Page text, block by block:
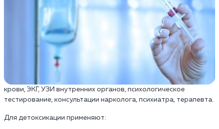
крови, ЭКГ, УЗИ внутренних органов, психологическое
тестирование, консультации нарколога, психиатра, терапевта.
Для детоксикации применяют: